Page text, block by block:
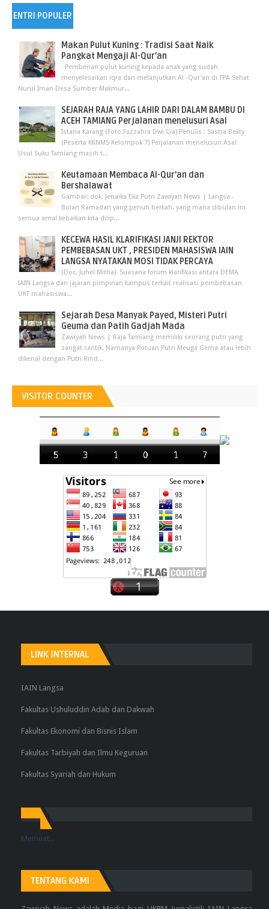
ENTRI POPULER
Makan Pulut Kuning : Tradisi Saat Naik
Pangkat Mengaji Al-Qur’an
Pemberian pulut kuning kepada anak yang sudah
menyelesaikan iqra dan melanjutkan Al -Qur'an di TPA Sehat
Nurul Iman Desa Sumber Makmur...
SEJARAH RAJA YANG LAHIR DARI DALAM BAMBU DI
ACEH TAMIANG Perjalanan menelusuri Asal
Istana Karang (Foto:Fazzahra Dwi Cia) Penulis : Sastra Bekty
(Peserta KKNMS Kelompok 7) Perjalanan menelusuri Asal
Usul Suku Tamiang masih t...
Keutamaan Membaca Al-Qur'an dan
Bershalawat
Gambar: dok. Jenaika Eka Putri Zawiyah News | Langsa -
Bulan Ramadan yang penuh berkah, yang mana dibulan ini
semua amal kebaikan kita dilip...
KECEWA HASIL KLARIFIKASI JANJI REKTOR
PEMBEBASAN UKT , PRESIDEN MAHASISWA IAIN
LANGSA NYATAKAN MOSI TIDAK PERCAYA
(Doc. Juhel Mitha) Suasana forum klarifikasi antara DEMA
IAIN Langsa dan jajaran pimpinan kampus terkait realisasi pembebasan
UKT mahasiswa...
Sejarah Desa Manyak Payed, Misteri Putri
Geuma dan Patih Gadjah Mada
Zawiyah News | Raja Tamiang memiliki seorang putri yang
sangat cantik. Namanya Potuan Putri Meuga Gema atau lebih
dikenal dengan Putri Rind...
VISITOR COUNTER
LINK INTERNAL
IAIN Langsa
Fakultas Ushuluddin Adab dan Dakwah
Fakultas Ekonomi dan Bisnis Islam
Fakultas Tarbiyah dan Ilmu Keguruan
Fakultas Syariah dan Hukum
Memuat...
TENTANG KAMI